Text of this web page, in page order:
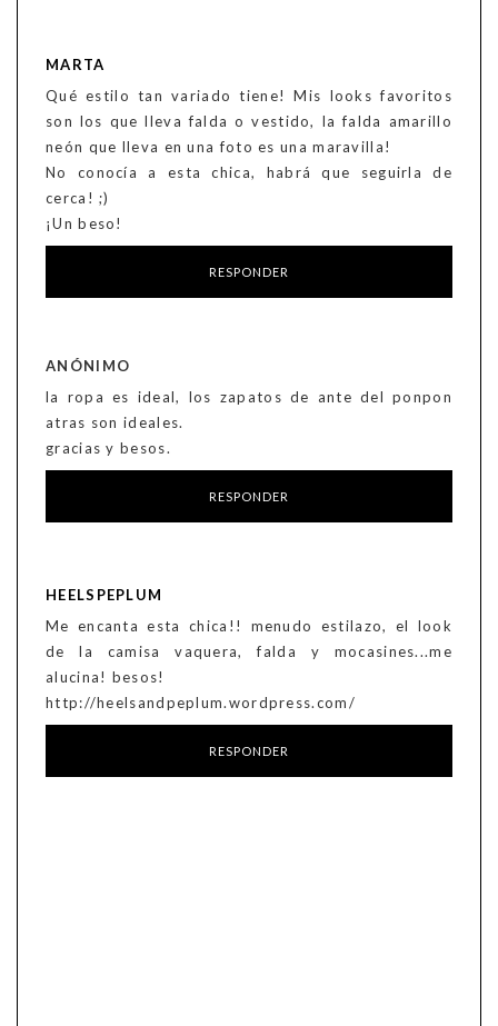
MARTA
Qué estilo tan variado tiene! Mis looks favoritos
son los que lleva falda o vestido, la falda amarillo
neón que lleva en una foto es una maravilla!
No conocía a esta chica, habrá que seguirla de
cerca! ;)
¡Un beso!
RESPONDER
ANÓNIMO
la ropa es ideal, los zapatos de ante del ponpon
atras son ideales.
gracias y besos.
RESPONDER
HEELSPEPLUM
Me encanta esta chica!! menudo estilazo, el look
de la camisa vaquera, falda y mocasines...me
alucina! besos!
http://heelsandpeplum.wordpress.com/
RESPONDER